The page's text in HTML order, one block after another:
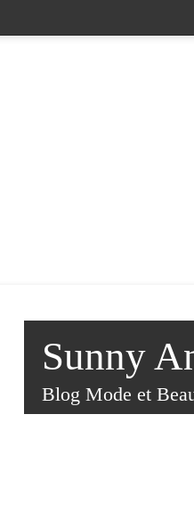
Sunny
Blog Mode et